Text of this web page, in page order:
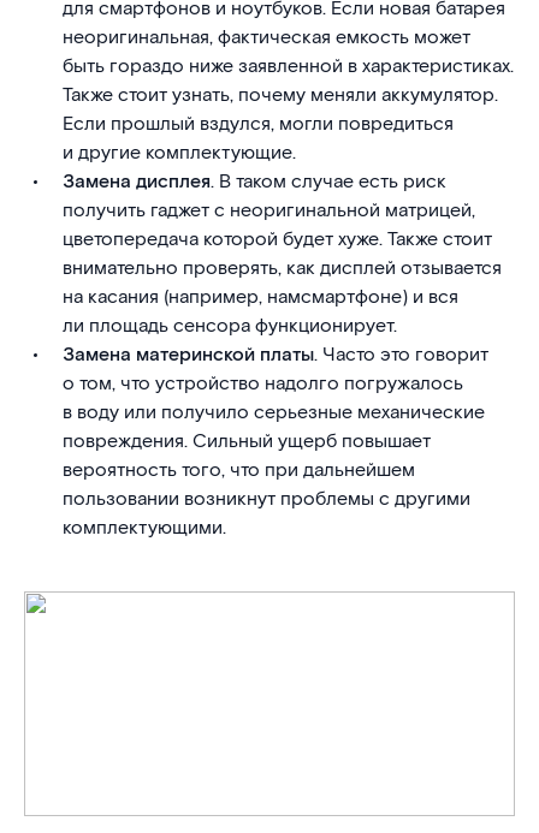
для смартфонов и ноутбуков. Если новая батарея
неоригинальная, фактическая емкость может
быть гораздо ниже заявленной в характеристиках.
Также стоит узнать, почему меняли аккумулятор.
Если прошлый вздулся, могли повредиться
и другие комплектующие.
Замена дисплея. В таком случае есть риск
получить гаджет с неоригинальной матрицей,
цветопередача которой будет хуже. Также стоит
внимательно проверять, как дисплей отзывается
на касания (например, намсмартфоне) и вся
ли площадь сенсора функционирует.
Замена материнской платы. Часто это говорит
о том, что устройство надолго погружалось
в воду или получило серьезные механические
повреждения. Сильный ущерб повышает
вероятность того, что при дальнейшем
пользовании возникнут проблемы с другими
комплектующими.